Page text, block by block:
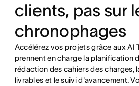
clients, pas sur
chronophages
Accélérez vos projets grâce aux AI
prennent en charge la planification
rédaction des cahiers des charges,
livrables et le suivi d'avancement.